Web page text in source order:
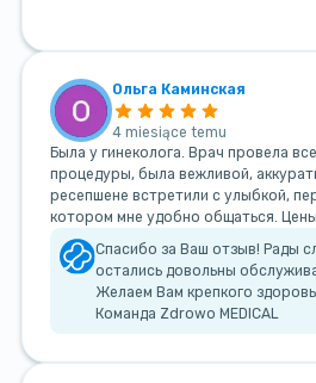
Ольга Каминская
4 miesiące temu
Была у гинеколога. Врач провела
процедуры, была вежливой,
ресепшене встретили с улыбкой,
котором мне удобно общаться.
Спасибо за Ваш отзыв! Рады
остались довольны
Желаем Вам крепкого
Команда Zdrowo MEDICAL